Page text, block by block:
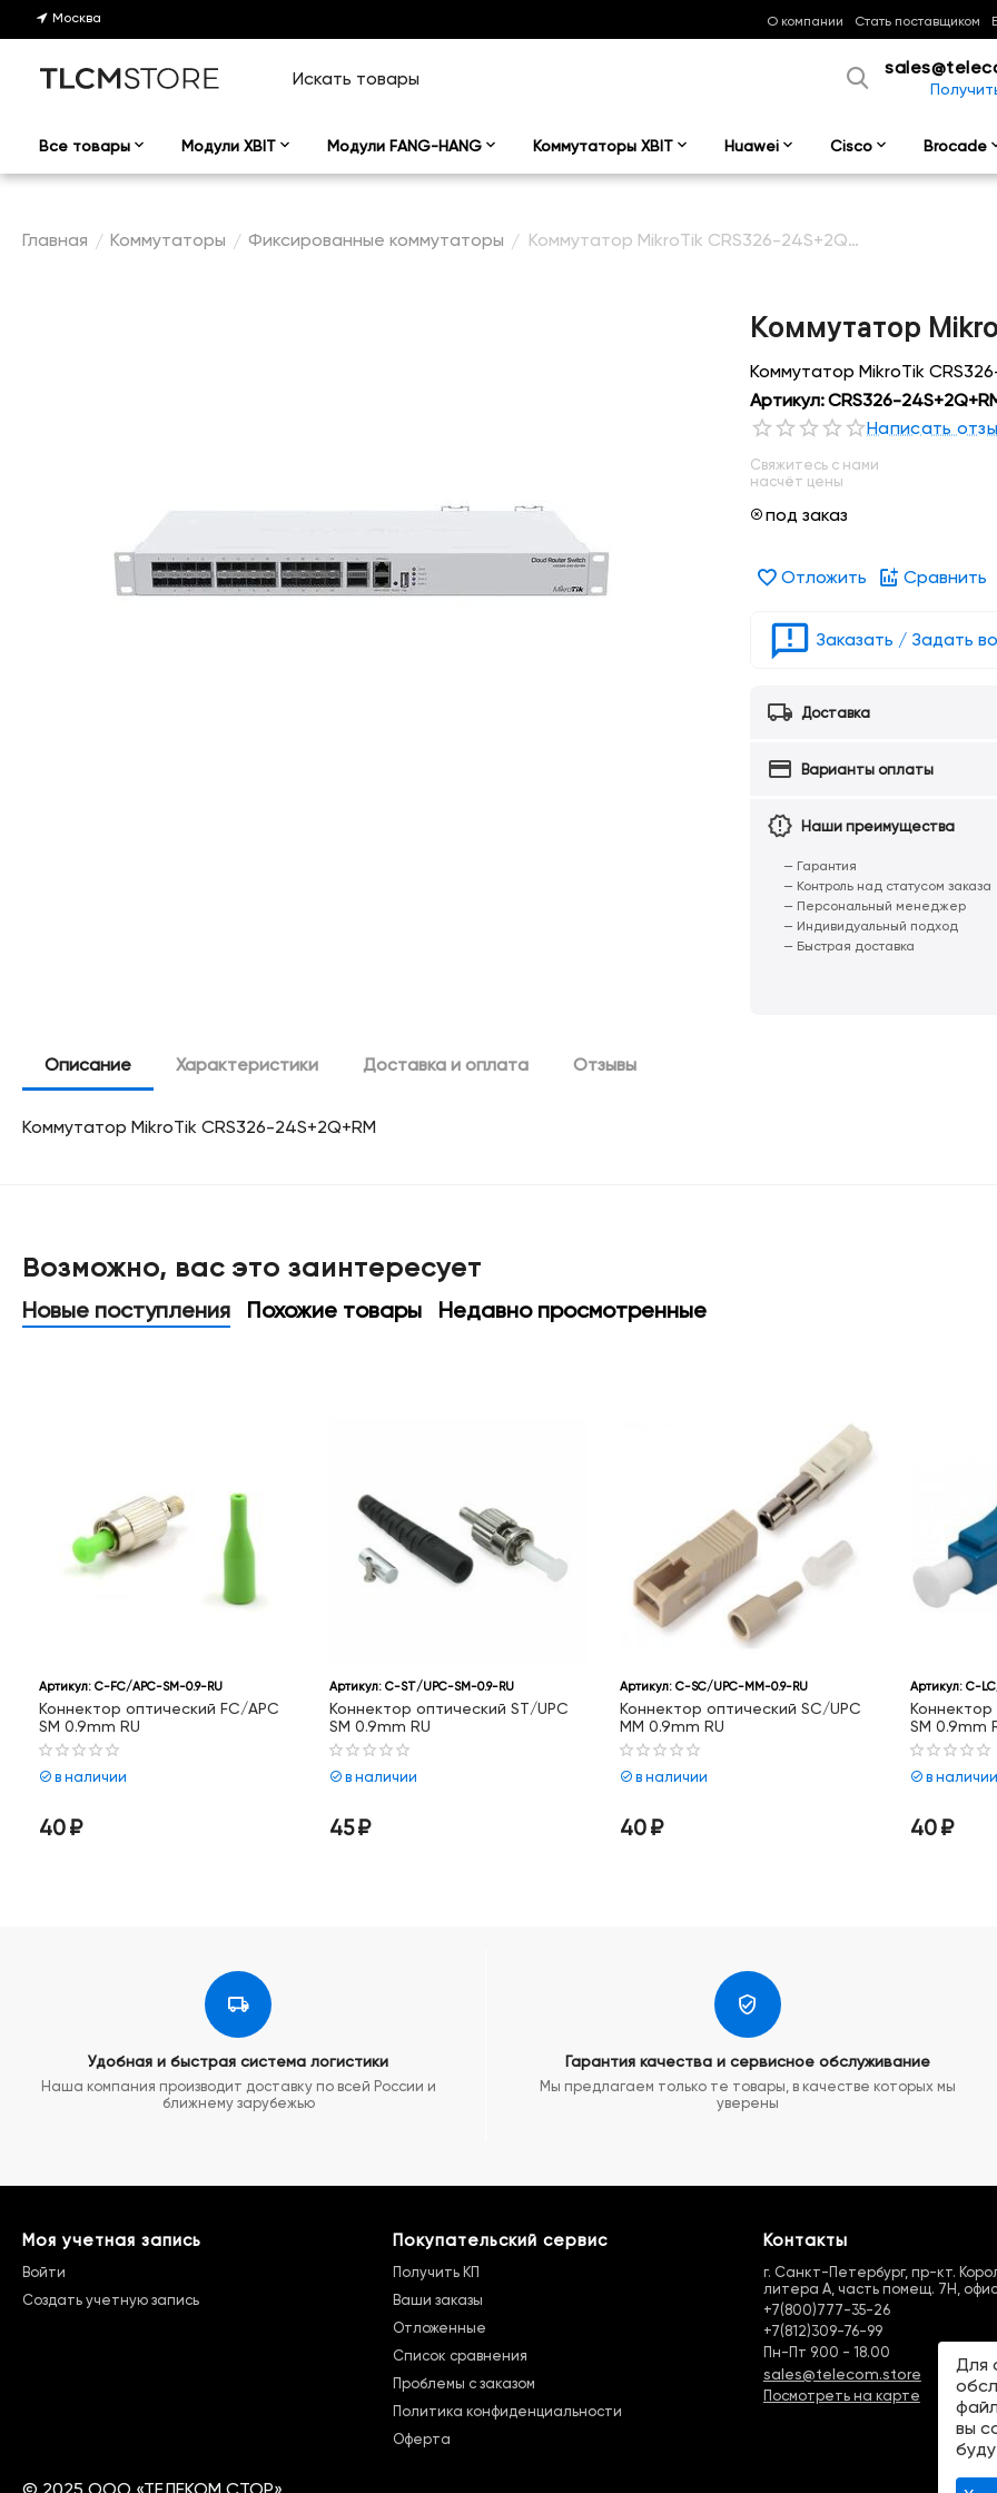
Москва О компании Стать поставщиком
Все товары Модули XBIT Модули FANG-HANG Коммутаторы XBIT Huawei Cisco Brocade
Главная / Коммутаторы / Фиксированные коммутаторы / Коммутатор MikroTik CRS326-24S+2Q+RM RU
Коммутатор
Коммутатор MikroTik
Артикул:CRS326-
Написать
Свяжитесь с нами
насчёт цены
под заказ
Отложить Сравнить
Заказать / Задать
Доставка
Варианты оплаты
Наши преимущества
— Гарантия
— Контроль над статусом заказа
— Персональный менеджер
— Индивидуальный подход
— Быстрая доставка
Описание Характеристики Доставка и оплата Отзывы
Коммутатор MikroTik CRS326-24S+2Q+RM
Возможно, вас это заинтересует
Новые поступления Похожие товары Недавно просмотренные
Артикул: C-FC/APC-SM-0.9-RU
Коннектор оптический FC/APC
SM 0.9mm RU
в наличии
40₽
Артикул: C-ST/UPC-SM-0.9-RU
Коннектор оптический ST/UPC
SM 0.9mm RU
в наличии
45₽
Артикул: C-SC/UPC-MM-0.9-RU
Коннектор оптический SC/UPC
MM 0.9mm RU
в наличии
40₽
Артикул: C-
Коннектор
SM 0.9mm
в наличии
40₽
Удобная и быстрая система логистики
Наша компания производит доставку по всей России и
ближнему зарубежью
Гарантия качества и сервисное обслуживание
Мы предлагаем только те товары, в качестве которых мы
уверены
Моя учетная запись
Войти
Создать учетную запись
Покупательский сервис
Получить КП
Ваши заказы
Отложенные
Список сравнения
Проблемы с заказом
Политика конфиденциальности
Оферта
Контакты
г. Санкт-Петербург, пр-кт.
литера А, часть помещ. 7Н, офис
+7(800)777-35-26
+7(812)309-76-99
Пн-Пт 9.00 - 18.00
sales@telecom.store
Посмотреть на карте
Для
вы